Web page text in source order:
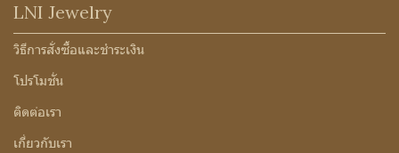
LNI Jewelry
วิธีการสั่งซื้อและชำระเงิน
โปรโมชั่น
ติดต่อเรา
เกี่ยวกับเรา